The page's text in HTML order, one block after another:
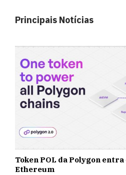
Principais Notícias
Token POL da Polygon
Ethereum